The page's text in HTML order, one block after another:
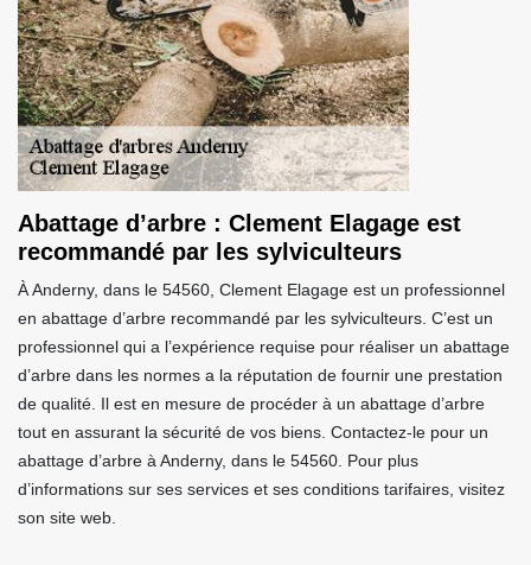
Abattage d’arbre : Clement Elagage est
recommandé par les sylviculteurs
À Anderny, dans le 54560, Clement Elagage est un professionnel
en abattage d’arbre recommandé par les sylviculteurs. C’est un
professionnel qui a l’expérience requise pour réaliser un abattage
d’arbre dans les normes a la réputation de fournir une prestation
de qualité. Il est en mesure de procéder à un abattage d’arbre
tout en assurant la sécurité de vos biens. Contactez-le pour un
abattage d’arbre à Anderny, dans le 54560. Pour plus
d’informations sur ses services et ses conditions tarifaires, visitez
son site web.